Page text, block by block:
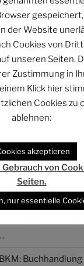
002: Der auch
wissen im Zug
– Der Neubeginn
FUTUR
gespeichert,
der Website
Cookies von
unseren Seiten.
Zustimmung in
Klick hier
Cookies zu
ablehnen:
akzeptieren
von
Seiten.
nur essentielle